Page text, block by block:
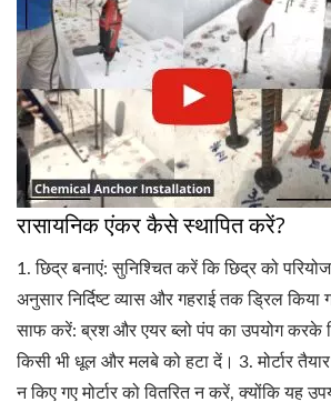
रासायनिक एंकर कैसे स्थापित करें?
1. छिद्र बनाएं: सुनिश्चित करें कि छिद्र को
अनुसार निर्दिष्ट व्यास और गहराई तक ड्रिल किया
साफ करें: ब्रश और एयर ब्लो पंप का उपयोग करके
किसी भी धूल और मलबे को हटा दें। 3. मोर्टार
न किए गए मोर्टार को वितरित न करें, क्योंकि यह